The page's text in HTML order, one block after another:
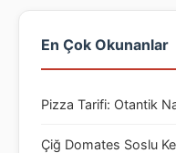
En Çok Okunanlar
Pizza Tarifi: Otantik
Çiğ Domates Soslu